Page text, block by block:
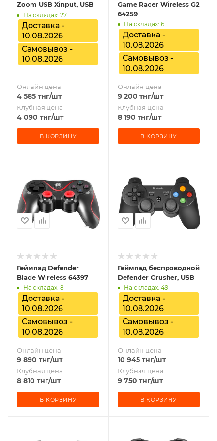
Zoom USB Xinput, USB
На складах: 27
Доставка -
10.08.2026
Самовывоз -
10.08.2026
Онлайн цена
4 585 тнг/шт
Клубная цена
4 090 тнг/шт
В КОРЗИНУ
Game Racer Wireless G2
64259
На складах: 6
Доставка -
10.08.2026
Самовывоз -
10.08.2026
Онлайн цена
9 200 тнг/шт
Клубная цена
8 190 тнг/шт
В КОРЗИНУ
Геймпад Defender
Blade Wireless 64397
На складах: 8
Доставка -
10.08.2026
Самовывоз -
10.08.2026
Онлайн цена
9 890 тнг/шт
Клубная цена
8 810 тнг/шт
В КОРЗИНУ
Геймпад беспроводной
Defender Crusher, USB
На складах: 49
Доставка -
10.08.2026
Самовывоз -
10.08.2026
Онлайн цена
10 945тнг/шт
Клубная цена
9 750 тнг/шт
В КОРЗИНУ